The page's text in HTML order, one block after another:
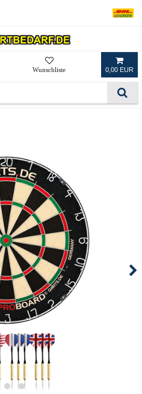
0,00 EUR